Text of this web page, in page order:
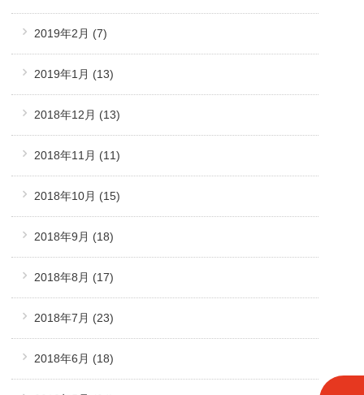
2019年2月 (7)
2019年1月 (13)
2018年12月 (13)
2018年11月 (11)
2018年10月 (15)
2018年9月 (18)
2018年8月 (17)
2018年7月 (23)
2018年6月 (18)